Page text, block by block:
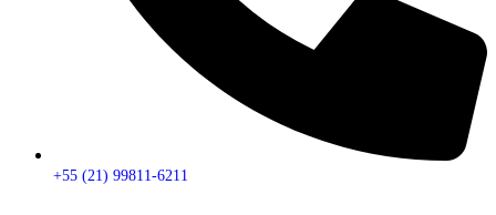
+55 (21) 99811-6211